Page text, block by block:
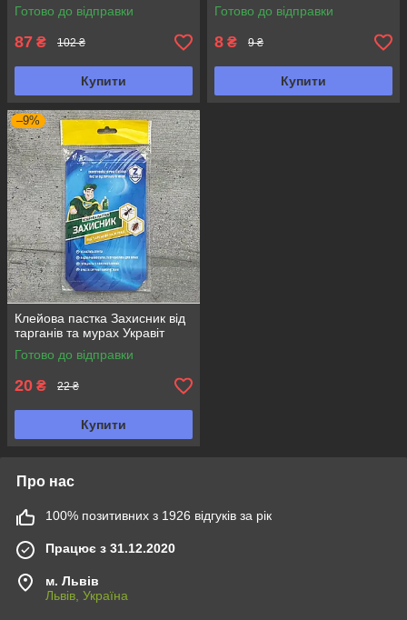
Готово до відправки
87 ₴ 102 ₴
Купити
Готово до відправки
8 ₴ 9 ₴
Купити
–9%
Клейова пастка Захисник від
тарганів та мурах Укравіт
Готово до відправки
20 ₴ 22 ₴
Купити
Про нас
100% позитивних з 1926 відгуків за рік
Працює з 31.12.2020
м. Львів
Львів, Україна